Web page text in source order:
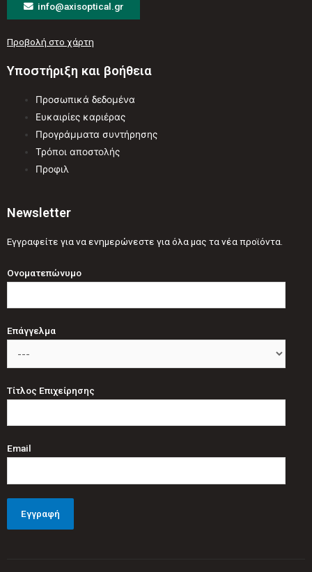
info@axisoptical.gr
Προβολή στο χάρτη
Υποστήριξη και βοήθεια
Προσωπικά δεδομένα
Ευκαιρίες καριέρας
Προγράμματα συντήρησης
Τρόποι αποστολής
Προφιλ
Newsletter
Εγγραφείτε για να ενημερώνεστε για όλα μας τα νέα προϊόντα.
Ονοματεπώνυμο
Επάγγελμα
Τίτλος Επιχείρησης
Email